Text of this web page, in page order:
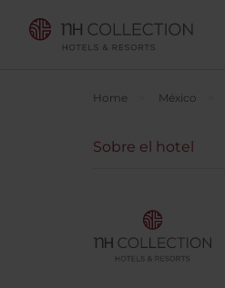
Home México
Sobre el hotel